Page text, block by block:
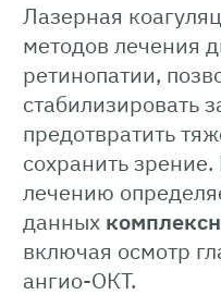
Лазерная
методов лечения
ретинопатии,
стабилизировать
предотвратить
сохранить
лечению
данных
включая осмотр
ангио-ОКТ.